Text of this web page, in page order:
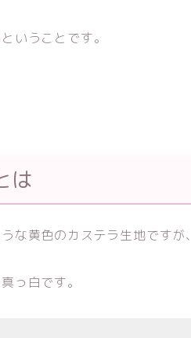
いうことです。
は
な黄色のカステラ生地ですが、
っ白です。